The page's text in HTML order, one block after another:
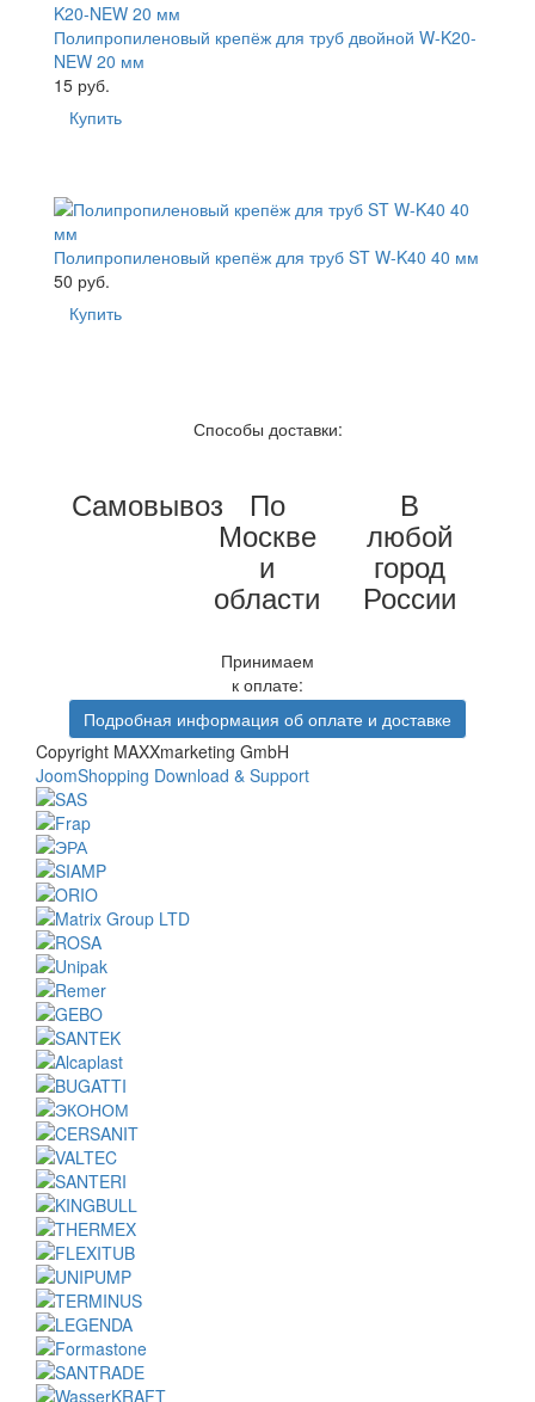
Полипропиленовый крепёж для труб двойной W-K20-
NEW 20 мм
15 руб.
Купить
Полипропиленовый крепёж для труб ST W-K40 40 мм
50 руб.
Купить
Способы доставки:
Самовывоз По
Москве
и
области
В
любой
город
России
Принимаем
к оплате:
Подробная информация об оплате и доставке
Copyright MAXXmarketing GmbH
JoomShopping Download & Support